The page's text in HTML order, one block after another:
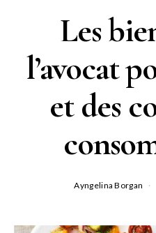
Les
l’avocat
et des
Ayngelina Borgan